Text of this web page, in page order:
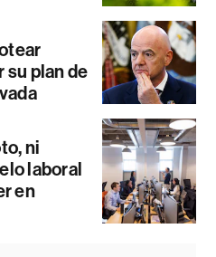
su plan de
ni
laboral
en